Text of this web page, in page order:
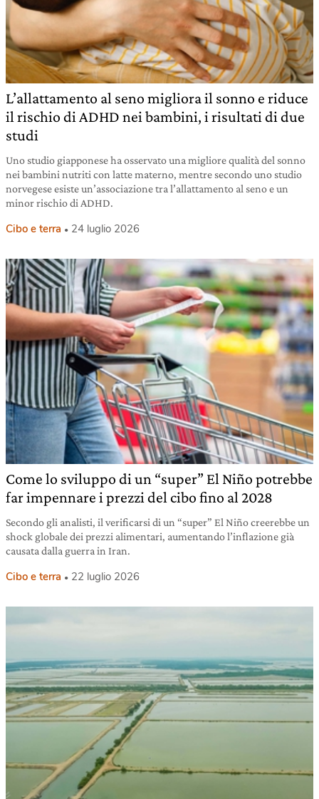
L’allattamento al seno migliora il sonno e riduce
il rischio di ADHD nei bambini, i risultati di due
studi
Uno studio giapponese ha osservato una migliore qualità del sonno
nei bambini nutriti con latte materno, mentre secondo uno studio
norvegese esiste un’associazione tra l’allattamento al seno e un
minor rischio di ADHD.
Cibo e terra 24 luglio 2026
Come lo sviluppo di un “super” El Niño potrebbe
far impennare i prezzi del cibo fino al 2028
Secondo gli analisti, il verificarsi di un “super” El Niño creerebbe un
shock globale dei prezzi alimentari, aumentando l’inflazione già
causata dalla guerra in Iran.
Cibo e terra 22 luglio 2026